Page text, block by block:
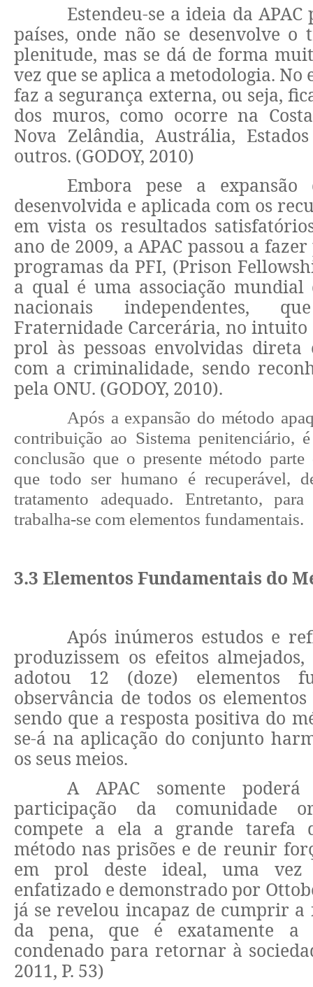
Estendeu-se a ideia da
países, onde não se desenvolve o
plenitude, mas se dá de forma
vez que se aplica a metodologia. No
faz a segurança externa, ou seja,
dos muros, como ocorre na
Nova Zelândia, Austrália,
outros. (GODOY, 2010)
Embora pese a expansão
desenvolvida e aplicada com os
em vista os resultados
ano de 2009, a APAC passou a
programas da PFI, (Prison
a qual é uma associação mundial
nacionais independentes,
Fraternidade Carcerária, no
prol às pessoas envolvidas
com a criminalidade, sendo
pela ONU. (GODOY, 2010).
Após a expansão do método
contribuição ao Sistema penitenciário,
conclusão que o presente método parte
que todo ser humano é recuperável,
tratamento adequado. Entretanto,
trabalha-se com elementos fundamentais.
3.3 Elementos Fundamentais do
Após inúmeros estudos e
produzissem os efeitos
adotou 12 (doze) elementos
observância de todos os
sendo que a resposta positiva do
se-á na aplicação do conjunto
os seus meios.
A APAC somente
participação da comunidade
compete a ela a grande tarefa
método nas prisões e de reunir
em prol deste ideal, uma vez
enfatizado e demonstrado por
já se revelou incapaz de cumprir a
da pena, que é exatamente
condenado para retornar à
2011, P. 53)